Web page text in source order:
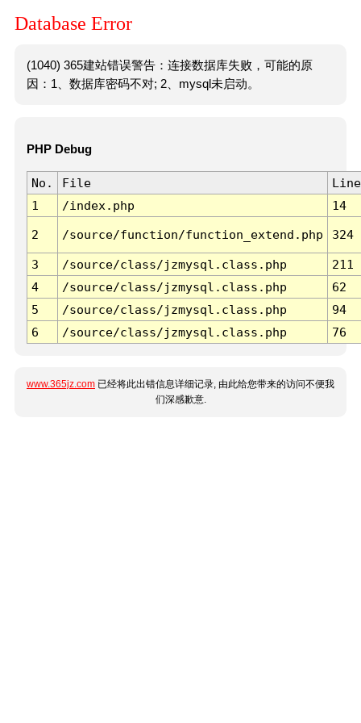
Database Error
(1040) 365建站错误警告：连接数据库失败，可能的原
因：1、数据库密码不对; 2、mysql未启动。
PHP Debug
No. File
Line
1
/index.php 14
2 /source/function/function_extend.php 324
3 /source/class/jzmysql.class.php
211
4
/source/class/jzmysql.class.php
62
5
/source/class/jzmysql.class.php
94
6
/source/class/jzmysql.class.php 76
www.365jz.com 已经将此出错信息详细记录, 由此给您带来的访问不便我
们深感歉意.